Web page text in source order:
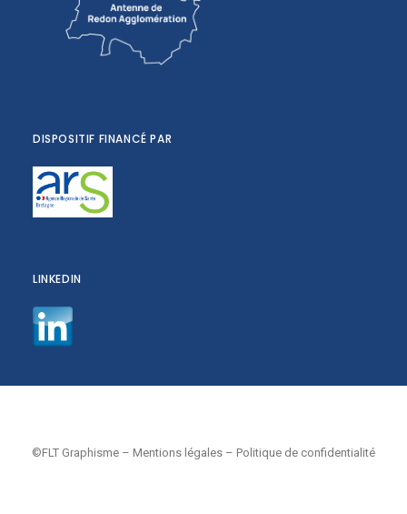
DISPOSITIF FINANCÉ PAR
LINKEDIN
©FLT Graphisme – Mentions légales – Politique de confidentialité